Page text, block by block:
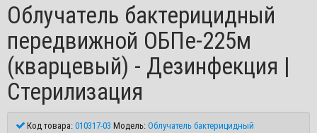
Облучатель бактерицидный
передвижной ОБПе-225м
(кварцевый) - Дезинфекция |
Стерилизация
Код товара:010317-03 Модель:Облучатель бактерицидный